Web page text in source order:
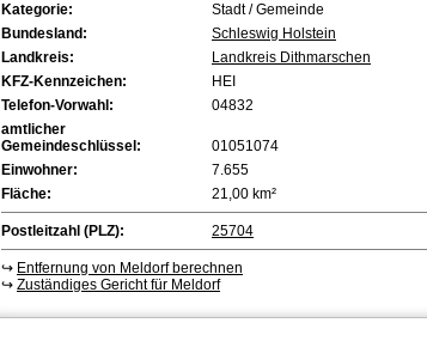
Kategorie:
Stadt / Gemeinde
Bundesland:
Schleswig Holstein
Landkreis:
Landkreis Dithmarschen
KFZ-Kennzeichen:
HEI
Telefon-Vorwahl:
04832
amtlicher
Gemeindeschlüssel:
01051074
Einwohner:
7.655
Fläche:
21,00 km²
Postleitzahl (PLZ): 25704
↪ Entfernung von Meldorf berechnen
↪ Zuständiges Gericht für Meldorf